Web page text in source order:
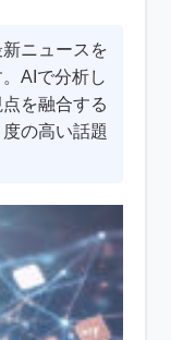
ニュースを
AIで分析し
を融合する
の高い話題